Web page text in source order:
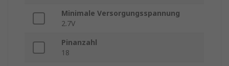
Minimale Versorgungsspannung
2.7V
Pinanzahl
18